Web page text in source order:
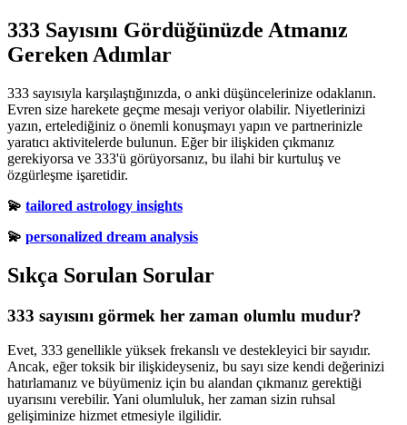
333 Sayısını Gördüğünüzde Atmanız
Gereken Adımlar
333 sayısıyla karşılaştığınızda, o anki düşüncelerinize odaklanın.
Evren size harekete geçme mesajı veriyor olabilir. Niyetlerinizi
yazın, ertelediğiniz o önemli konuşmayı yapın ve partnerinizle
yaratıcı aktivitelerde bulunun. Eğer bir ilişkiden çıkmanız
gerekiyorsa ve 333'ü görüyorsanız, bu ilahi bir kurtuluş ve
özgürleşme işaretidir.
💫 tailored astrology insights
💫 personalized dream analysis
Sıkça Sorulan Sorular
333 sayısını görmek her zaman olumlu mudur?
Evet, 333 genellikle yüksek frekanslı ve destekleyici bir sayıdır.
Ancak, eğer toksik bir ilişkideyseniz, bu sayı size kendi değerinizi
hatırlamanız ve büyümeniz için bu alandan çıkmanız gerektiği
uyarısını verebilir. Yani olumluluk, her zaman sizin ruhsal
gelişiminize hizmet etmesiyle ilgilidir.